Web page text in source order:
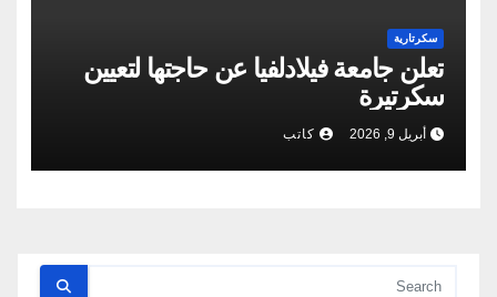
سكرتارية
تعلن جامعة فيلادلفيا عن حاجتها لتعيين
سكرتيرة
أبريل 9, 2026 كاتب